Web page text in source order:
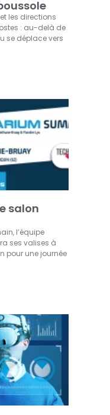
les directions
: au-delà de
se déplace vers
salon
l’équipe
ses valises à
pour une journée